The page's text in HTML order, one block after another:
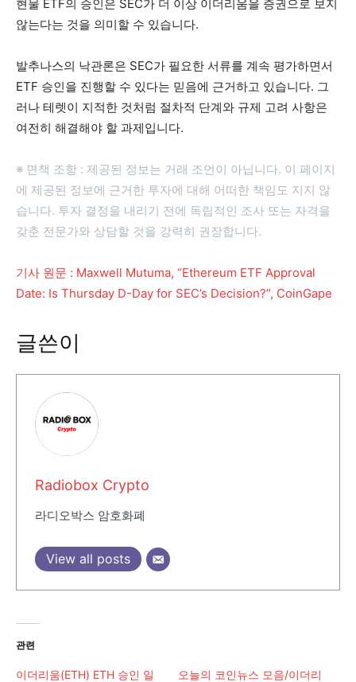
현물 ETF의 승인은 SEC가 더 이상 이더리움을 증권으로 보지
않는다는 것을 의미할 수 있습니다.
​발추나스의 낙관론은 SEC가 필요한 서류를 계속 평가하면서
ETF 승인을 진행할 수 있다는 믿음에 근거하고 있습니다. 그
러나 테렛이 지적한 것처럼 절차적 단계와 규제 고려 사항은
여전히 해결해야 할 과제입니다.
​※ 면책 조항 : 제공된 정보는 거래 조언이 아닙니다. 이 페이지
에 제공된 정보에 근거한 투자에 대해 어떠한 책임도 지지 않
습니다. 투자 결정을 내리기 전에 독립적인 조사 또는 자격을
갖춘 전문가와 상담할 것을 강력히 권장합니다.
기사 원문 : Maxwell Mutuma, “Ethereum ETF Approval
Date: Is Thursday D-Day for SEC’s Decision?”, CoinGape
글쓴이
Radiobox Crypto
라디오박스 암호화폐
View all posts
관련
이더리움(ETH) ETH 승인 일
오늘의 코인뉴스 모음/이더리